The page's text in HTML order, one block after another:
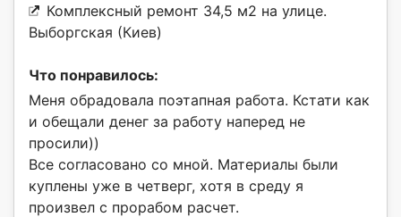
Комплексный ремонт 34,5 м2 на улице.
Выборгская (Киев)
Что понравилось:
Меня обрадовала поэтапная работа. Кстати как
и обещали денег за работу наперед не
просили))
Все согласовано со мной. Материалы были
куплены уже в четверг, хотя в среду я
произвел с прорабом расчет.